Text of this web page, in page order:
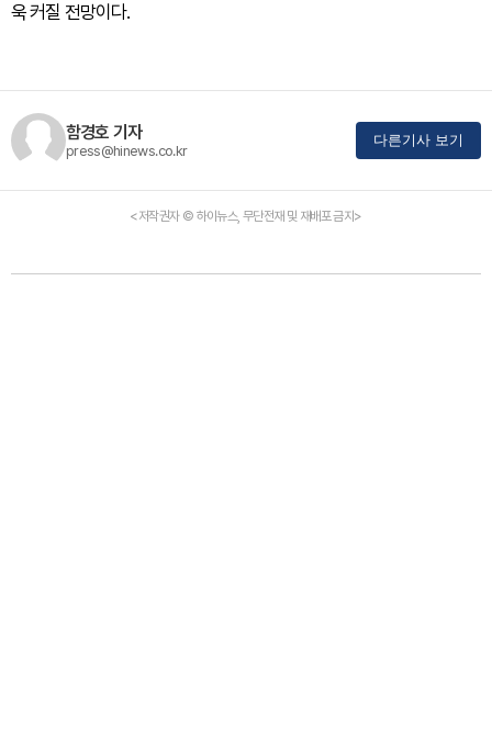
욱 커질 전망이다.
함경호 기자
press@hinews.co.kr
다른기사 보기
<저작권자 © 하이뉴스, 무단전재 및 재배포 금지>